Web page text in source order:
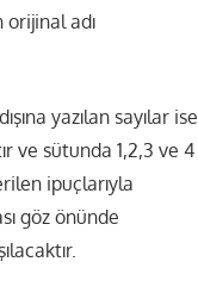
adı
yazılan sayılar ise
ve sütunda 1,2,3 ve 4
ipuçlarıyla
göz önünde